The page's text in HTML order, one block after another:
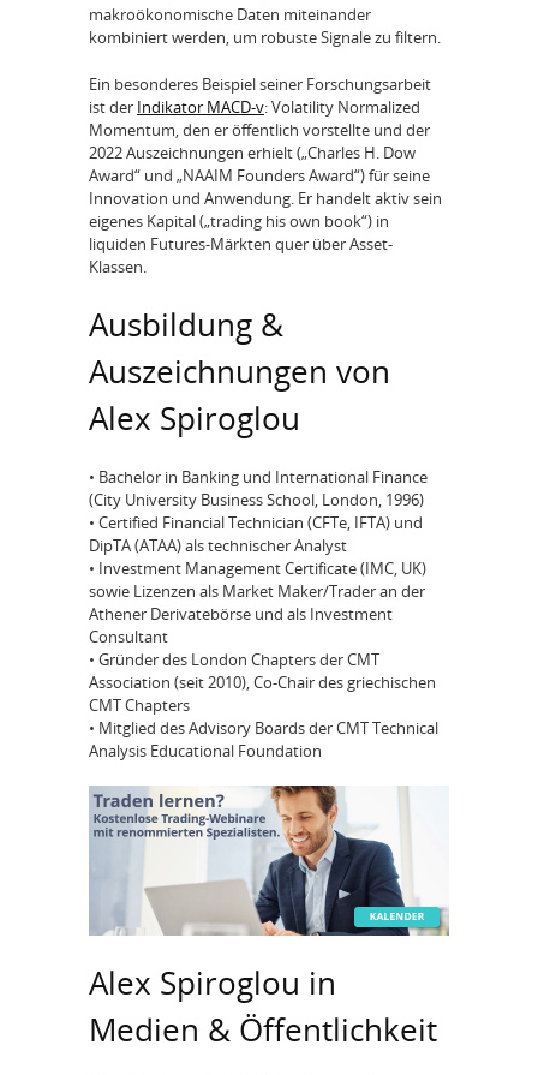
makroökonomische Daten miteinander
kombiniert werden, um robuste Signale zu filtern.
Ein besonderes Beispiel seiner Forschungsarbeit
ist der Indikator MACD‑v: Volatility Normalized
Momentum, den er öffentlich vorstellte und der
2022 Auszeichnungen erhielt („Charles H. Dow
Award“ und „NAAIM Founders Award“) für seine
Innovation und Anwendung. Er handelt aktiv sein
eigenes Kapital („trading his own book“) in
liquiden Futures-Märkten quer über Asset-
Klassen.
Ausbildung &
Auszeichnungen von
Alex Spiroglou
• Bachelor in Banking und International Finance
(City University Business School, London, 1996)
• Certified Financial Technician (CFTe, IFTA) und
DipTA (ATAA) als technischer Analyst
• Investment Management Certificate (IMC, UK)
sowie Lizenzen als Market Maker/Trader an der
Athener Derivatebörse und als Investment
Consultant
• Gründer des London Chapters der CMT
Association (seit 2010), Co-Chair des griechischen
CMT Chapters
• Mitglied des Advisory Boards der CMT Technical
Analysis Educational Foundation
Alex Spiroglou in
Medien & Öffentlichkeit